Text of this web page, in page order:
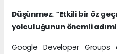
Düşünmez: “Etkili bir öz
yolculuğunun önemli
Google Developer Groups